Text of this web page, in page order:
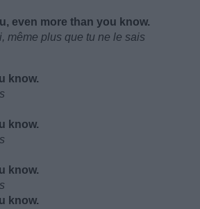
even more than you know.
même plus que tu ne le sais
know.
know.
know.
know.